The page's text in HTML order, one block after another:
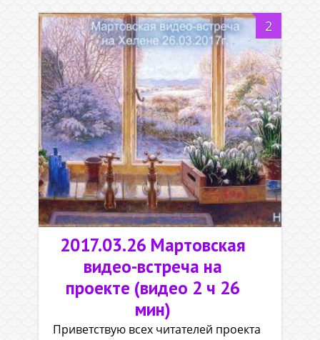
2
2017.03.26 Мартовская
видео-встреча на
проекте (видео 2 ч 26
мин)
Приветствую всех читателей проекта